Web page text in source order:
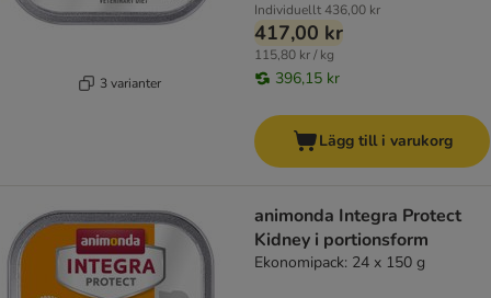
3 varianter
Individuellt436,00 kr
417,00 kr
115,80 kr / kg
396,15 kr
Lägg till i varukorg
animonda Integra Protect
Kidney i portionsform
Ekonomipack: 24 x 150 g